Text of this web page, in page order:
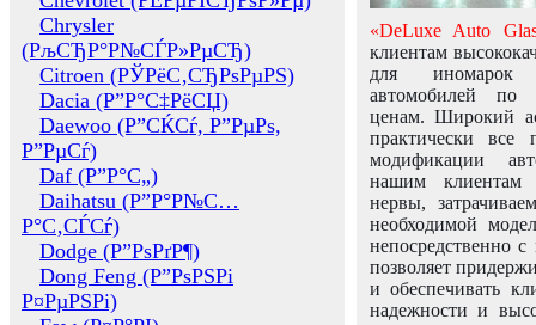
Chrysler
(РљСЂР°Р№СЃР»РµСЂ)
Citroen (РЎРёС‚СЂРѕРµРЅ)
Dacia (Р”Р°С‡РёСЏ)
Daewoo (Р”СЌСѓ, Р”РµРѕ,
Р”РµСѓ)
Daf (Р”Р°С„)
Daihatsu (Р”Р°Р№С…
Р°С‚СЃСѓ)
Dodge (Р”РѕРґР¶)
Dong Feng (Р”РѕРЅРі
Р¤РµРЅРі)
«DeLuxe Auto
клиентам
для иномарок
автомобилей
ценам. Широкий
практически все
модификации
нашим клиентам
нервы,
необходимой
непосредственно
позволяет
и обеспечивать
надежности и